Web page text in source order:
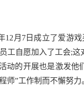
月7日成立了爱游
工自愿加入了工会;
动的开展也是激发他
”工作制而不懈努力